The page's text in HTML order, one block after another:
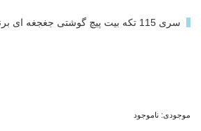
سری 115 تکه بیت پیچ گوشتی جغجغه ای برند پارکساید آلمان
موجودی: ناموجود